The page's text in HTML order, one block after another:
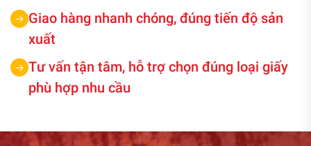
Giao hàng nhanh chóng, đúng tiến độ sản
xuất
Tư vấn tận tâm, hỗ trợ chọn đúng loại giấy
phù hợp nhu cầu